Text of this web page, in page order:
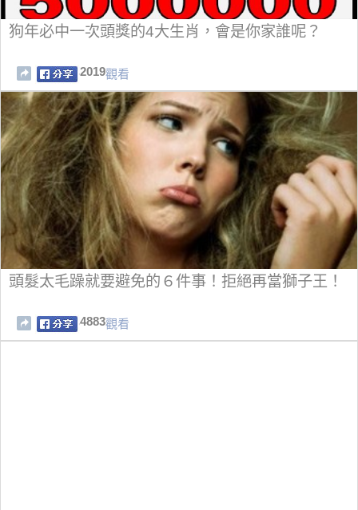
狗年必中一次頭獎的4大生肖，會是你家誰呢？
2019觀看
頭髮太毛躁就要避免的６件事！拒絕再當獅子王！
4883觀看